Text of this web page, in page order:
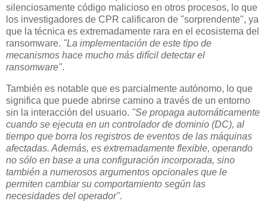
silenciosamente código malicioso en otros procesos, lo que
los investigadores de CPR calificaron de "sorprendente", ya
que la técnica es extremadamente rara en el ecosistema del
ransomware. "La implementación de este tipo de
mecanismos hace mucho más difícil detectar el
ransomware".
También es notable que es parcialmente autónomo, lo que
significa que puede abrirse camino a través de un entorno
sin la interacción del usuario. "Se propaga automáticamente
cuando se ejecuta en un controlador de dominio (DC), al
tiempo que borra los registros de eventos de las máquinas
afectadas. Además, es extremadamente flexible, operando
no sólo en base a una configuración incorporada, sino
también a numerosos argumentos opcionales que le
permiten cambiar su comportamiento según las
necesidades del operador".